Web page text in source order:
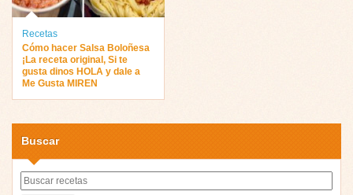
Recetas
Cómo hacer Salsa Boloñesa
¡La receta original, Si te
gusta dinos HOLA y dale a
Me Gusta MIREN
Buscar